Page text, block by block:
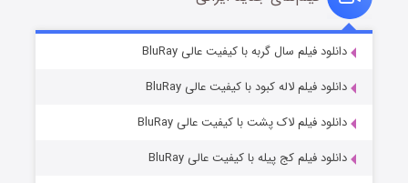
قسمت۷ (زیرنویس) منتشر شد دانلود فیلم سال گربه با کیفیت عالی BluRay
دانلود فیلم لاله کبود با کیفیت عالی BluRay
دانلود فیلم لاک پشت با کیفیت عالی BluRay
دانلود فیلم کج‌ پیله با کیفیت عالی BluRay